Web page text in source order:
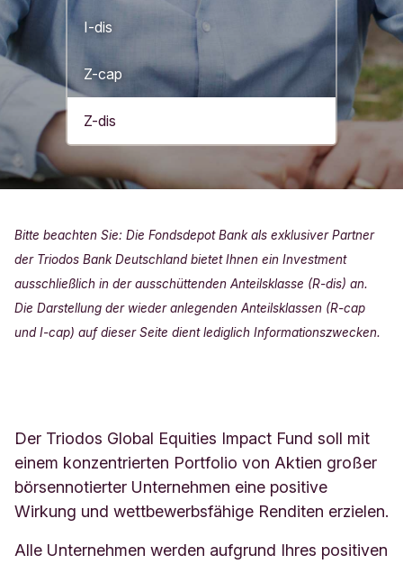
I-dis
Z-cap
Z-dis
Bitte beachten Sie: Die Fondsdepot Bank als exklusiver Partner
der Triodos Bank Deutschland bietet Ihnen ein Investment
ausschließlich in der ausschüttenden Anteilsklasse (R-dis) an.
Die Darstellung der wieder anlegenden Anteilsklassen (R-cap
und I-cap) auf dieser Seite dient lediglich Informationszwecken.
Der Triodos Global Equities Impact Fund soll mit
einem konzentrierten Portfolio von Aktien großer
börsennotierter Unternehmen eine positive
Wirkung und wettbewerbsfähige Renditen erzielen.
Alle Unternehmen werden aufgrund Ihres positiven